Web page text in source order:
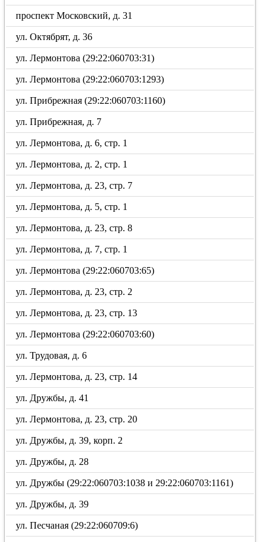
проспект Московский, д. 31
ул. Октябрят, д. 36
ул. Лермонтова (29:22:060703:31)
ул. Лермонтова (29:22:060703:1293)
ул. Прибрежная (29:22:060703:1160)
ул. Прибрежная, д. 7
ул. Лермонтова, д. 6, стр. 1
ул. Лермонтова, д. 2, стр. 1
ул. Лермонтова, д. 23, стр. 7
ул. Лермонтова, д. 5, стр. 1
ул. Лермонтова, д. 23, стр. 8
ул. Лермонтова, д. 7, стр. 1
ул. Лермонтова (29:22:060703:65)
ул. Лермонтова, д. 23, стр. 2
ул. Лермонтова, д. 23, стр. 13
ул. Лермонтова (29:22:060703:60)
ул. Трудовая, д. 6
ул. Лермонтова, д. 23, стр. 14
ул. Дружбы, д. 41
ул. Лермонтова, д. 23, стр. 20
ул. Дружбы, д. 39, корп. 2
ул. Дружбы, д. 28
ул. Дружбы (29:22:060703:1038 и 29:22:060703:1161)
ул. Дружбы, д. 39
ул. Песчаная (29:22:060709:6)